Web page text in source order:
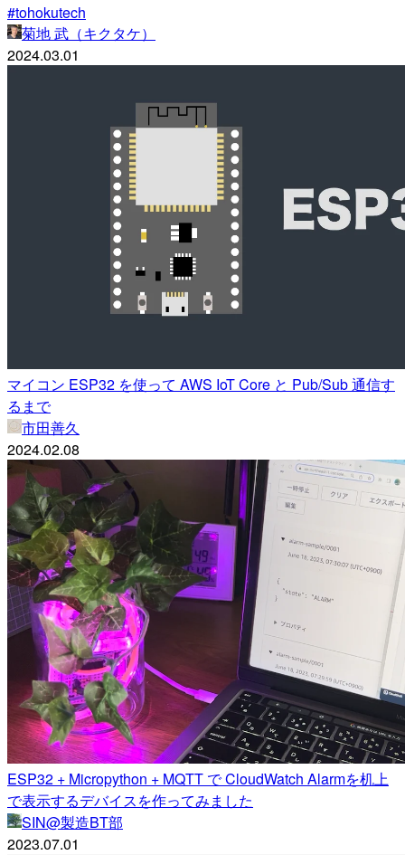
#tohokutech
菊地 武（キクタケ）
2024.03.01
マイコン ESP32 を使って AWS IoT Core と Pub/Sub 通信す
るまで
市田善久
2024.02.08
ESP32 + Micropython + MQTT で CloudWatch Alarmを机上
で表示するデバイスを作ってみました
SIN@製造BT部
2023.07.01